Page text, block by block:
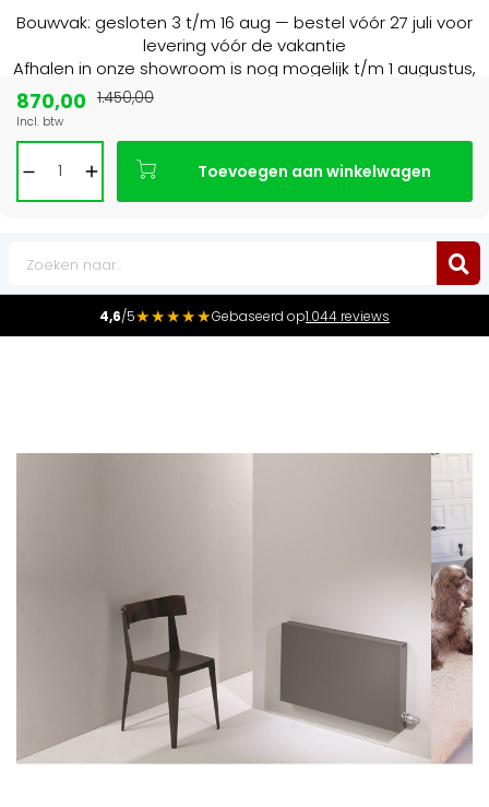
Bouwvak: gesloten 3 t/m 16 aug — bestel vóór 27 juli voor
levering vóór de vakantie
Afhalen in onze showroom is nog mogelijk t/m 1 augustus,
4,6/5★★★★★Gebaseerd op1.044 reviews
870,00
Incl. btw
1.450,00
Toevoegen aan winkelwagen